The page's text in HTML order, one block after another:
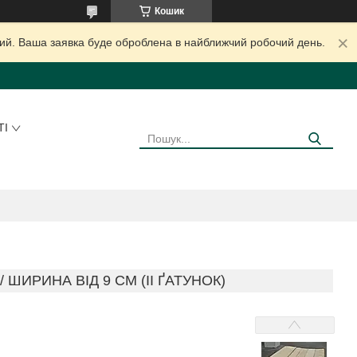
Кошик
Ваша заявка буде оброблена в найближчий робочий день.
ВІД 9 СМ (IІ ҐАТУНОК)